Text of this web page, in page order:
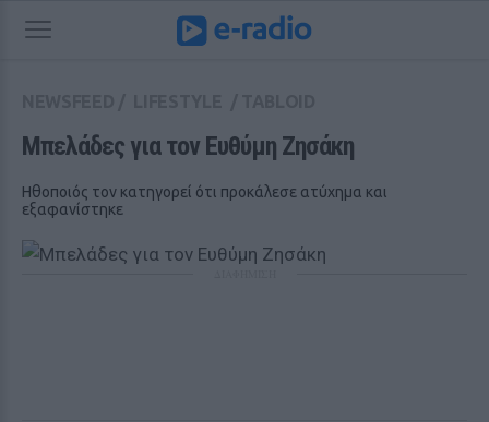
Μπελάδες για τον Ευθύμη Ζησάκη
Ηθοποιός τον κατηγορεί ότι προκάλεσε ατύχημα και
εξαφανίστηκε